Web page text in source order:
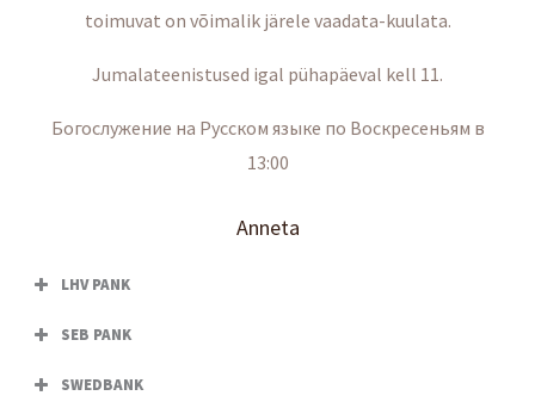
toimuvat on võimalik järele vaadata-kuulata.
Jumalateenistused igal pühapäeval kell 11.
Богослужение на Русском языке по Воскресеньям в
13:00
Anneta
LHV PANK
SEB PANK
SWEDBANK